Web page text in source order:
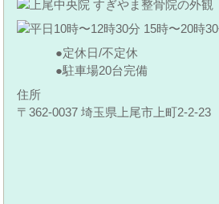
定休日/不定休
駐車場20台完備
住所
〒362-0037 埼玉県上尾市上町2-2-